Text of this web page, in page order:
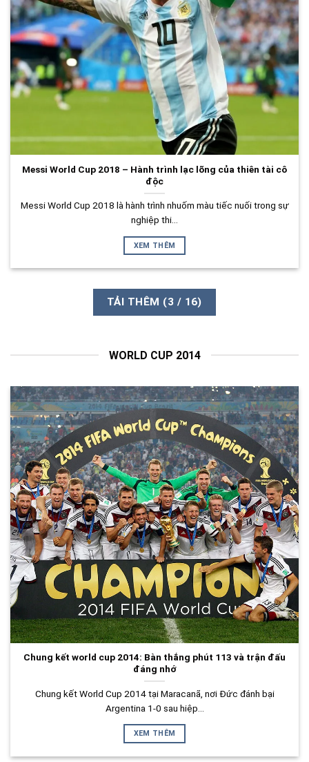
Messi World Cup 2018 – Hành trình lạc lõng của thiên tài cô
độc
Messi World Cup 2018 là hành trình nhuốm màu tiếc nuối trong sự
nghiệp thi...
XEM THÊM
TẢI THÊM (3 / 16)
WORLD CUP 2014
Chung kết world cup 2014: Bàn thắng phút 113 và trận đấu
đáng nhớ
Chung kết World Cup 2014 tại Maracanã, nơi Đức đánh bại
Argentina 1-0 sau hiệp...
XEM THÊM